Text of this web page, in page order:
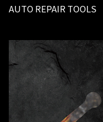
AUTO REPAIR TOOLS